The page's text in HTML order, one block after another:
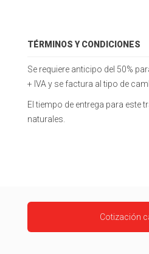
TÉRMINOS Y CONDICIONES
Se requiere anticipo del 50%
+ IVA y se factura al tipo de
El tiempo de entrega para este
naturales.
Cotización